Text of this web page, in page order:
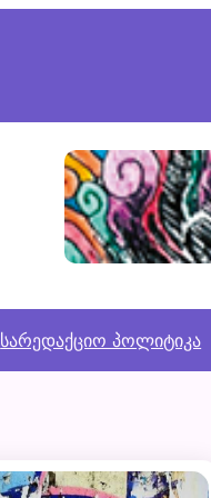
სარედაქციო პოლიტიკა